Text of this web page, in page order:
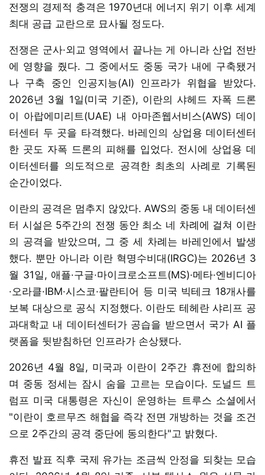
전쟁의 경제적 충격은 1970년대 에너지 위기 이후 세계
최대 공급 교란으로 묘사될 정도다.
전쟁은 군사·외교 영역에서 끝나는 게 아니라 산업 전반
에 영향을 줬다. 그 중에서도 중동 국가 내에 구축됐거
나 구축 중인 인공지능(AI) 인프라가 위협을 받았다.
2026년 3월 1일(미국 기준), 이란의 샤헤드 자폭 드론
이 아랍에미리트(UAE) 내 아마존웹서비스(AWS) 데이
터센터 두 곳을 타격했다. 바레인의 상업용 데이터센터
한 곳도 자폭 드론의 피해를 입었다. 전시에 상업용 데
이터센터를 의도적으로 공격한 최초의 사례로 기록된
순간이었다.
이란의 공격은 멈추지 않았다. AWS의 중동 내 데이터센
터 시설은 5주간의 전쟁 동안 최소 네 차례에 걸쳐 이란
의 공격을 받았으며, 그 중 세 차례는 바레인에서 발생
했다. 뿐만 아니라 이란 혁명수비대(IRGC)는 2026년 3
월 31일, 애플·구글·마이크로소프트(MS)·메타·엔비디아
·오라클·IBM·시스코·팔란티어 등 미국 빅테크 18개사를
보복 대상으로 공식 지정했다. 이란도 테헤란 샤리프 공
과대학교 내 데이터센터가 공습을 받으면서 국가 AI 플
랫폼을 뒷받침하던 인프라가 손상됐다.
2026년 4월 8일, 미국과 이란이 2주간 휴전에 합의하
며 중동 정세는 잠시 숨을 고르는 모습이다. 도널드 트
럼프 미국 대통령은 자신이 운영하는 트루스 소셜에서
"이란이 호르무즈 해협을 즉각 전면 개방하는 것을 조건
으로 2주간의 공격 중단에 동의한다"고 밝혔다.
휴전 발표 직후 국제 유가는 조금씩 안정을 되찾는 모습